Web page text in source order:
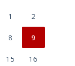
1 2
8 9
15 16